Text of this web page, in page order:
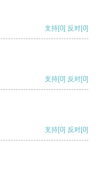
支持[0] 反对[0]
支持[0] 反对[0]
支持[0] 反对[0]